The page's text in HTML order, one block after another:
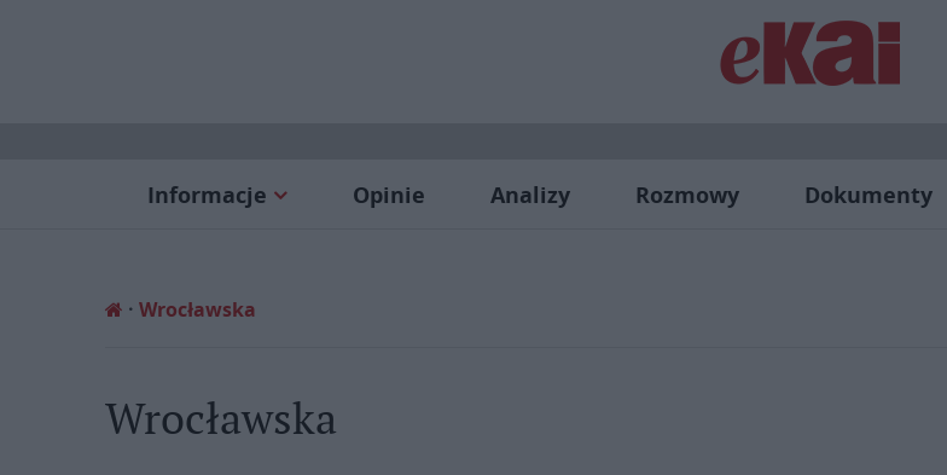
Informacje Opinie Analizy Rozmowy Dokumenty
Wrocławska
Wrocławska